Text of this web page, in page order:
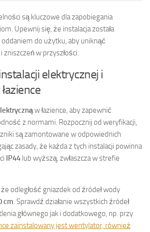
są kluczowe dla zapobiegania
Upewnij się, że instalacja została
do użytku, aby uniknąć
w przyszłości.
elektrycznej i
w łazience, aby zapewnić
z normami. Rozpocznij od weryfikacji,
są zamontowane w odpowiednich
zasady, że każda z tych instalacji powinna
IP44 lub wyższą, zwłaszcza w strefie
odległość gniazdek od źródeł wody
cm. Sprawdź działanie wszystkich źródeł
głównego jak i dodatkowego, np. przy
zainstalowany jest wentylator, również